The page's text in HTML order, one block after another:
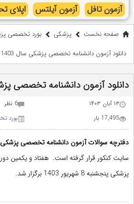
آزمون تافل
آزمون آیلتس اپلای
صفحه نخست پزشکی
بورد تخصصی
دانلود آزمون دانشنامه تخصصی پزشکی سال 1403
دانلود آزمون دانشنامه تخصصی
۱۳ آبان ۱۴۰۳
6 نظر
17,495 بار
بورد
دفترچه سوالات آزمون دانشنامه تخصصی پزشکی
سایت کنکور قرار گرفته است. هفتاد و یکمین
پزشکی پنجشنبه 8 شهریور 1403 برگزار شد.